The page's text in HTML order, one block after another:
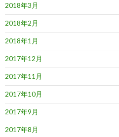
2018年3月
2018年2月
2018年1月
2017年12月
2017年11月
2017年10月
2017年9月
2017年8月